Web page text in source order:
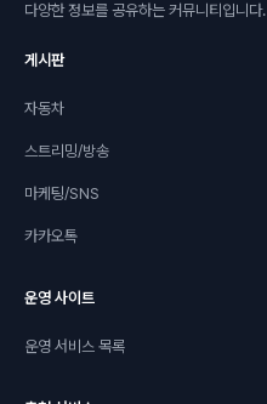
다양한 정보를 공유하는 커뮤니티입니다.
게시판
자동차
스트리밍/방송
마케팅/SNS
카카오톡
운영 사이트
운영 서비스 목록